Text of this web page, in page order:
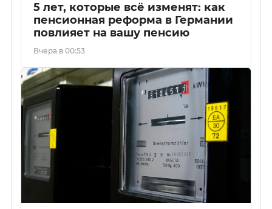
5 лет, которые всё изменят: как
пенсионная реформа в Германии
повлияет на вашу пенсию
Вчера в 00:53